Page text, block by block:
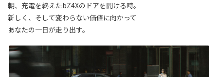
朝、充電を終えたbZ4Xのドアを開ける時。
新しく、そして変わらない価値に向かって
あなたの一日が走り出す。